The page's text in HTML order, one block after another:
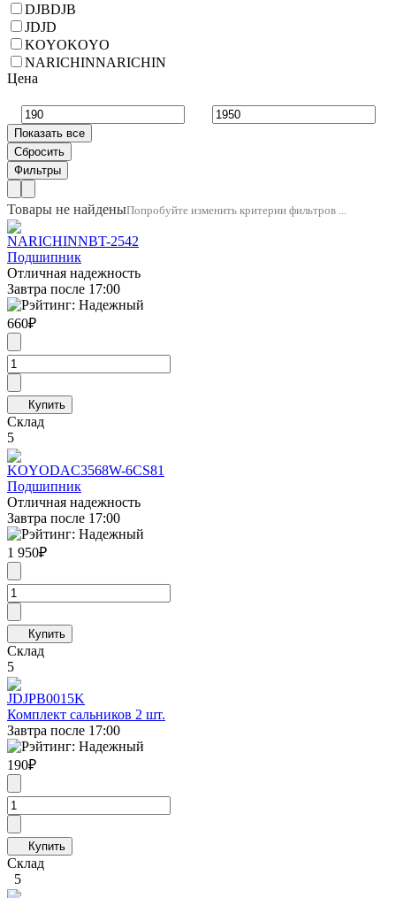
DJBDJB
JDJD
KOYOKOYO
NARICHINNARICHIN
Цена
Товары не найденыПопробуйте изменить критерии фильтров ...
NARICHINNBT-2542
Подшипник
Отличная надежность
Завтра после 17:00
660₽
Склад
5
KOYODAC3568W-6CS81
Подшипник
Отличная надежность
Завтра после 17:00
1 950₽
Склад
5
JDJPB0015K
Комплект сальников 2 шт.
Завтра после 17:00
190₽
Склад
5